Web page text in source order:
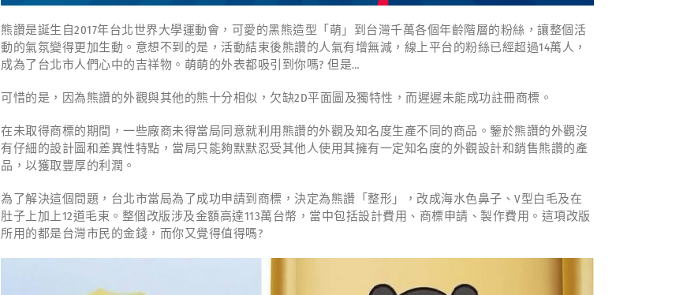
熊讚是誕生自2017年台北世界大學運動會，可愛的黑熊造型「萌」到台灣千萬各個年齡階層的粉絲，讓整個活
動的氣氛變得更加生動。意想不到的是，活動結束後熊讚的人氣有增無減，線上平台的粉絲已經超過14萬人，
成為了台北市人們心中的吉祥物。萌萌的外表都吸引到你嗎? 但是…
可惜的是，因為熊讚的外觀與其他的熊十分相似，欠缺2D平面圖及獨特性，而遲遲未能成功註冊商標。
在未取得商標的期間，一些廠商未得當局同意就利用熊讚的外觀及知名度生產不同的商品。鑒於熊讚的外觀沒
有仔細的設計圖和差異性特點，當局只能夠默默忍受其他人使用其擁有一定知名度的外觀設計和銷售熊讚的產
品，以獲取豐厚的利潤。
為了解決這個問題，台北市當局為了成功申請到商標，決定為熊讚「整形」，改成海水色鼻子、V型白毛及在
肚子上加上12道毛束。整個改版涉及金額高達113萬台幣，當中包括設計費用、商標申請、製作費用。這項改版
所用的都是台灣市民的金錢，而你又覺得值得嗎?